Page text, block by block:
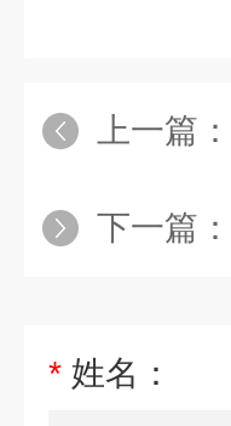
上一篇：
下一篇：
* 姓名：